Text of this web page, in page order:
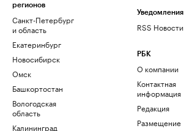
регионов
Санкт-Петербург
и область
Екатеринбург
Новосибирск
Омск
Башкортостан
Вологодская
область
Калининград
Уведомления
RSS Новости
РБК
О компании
Контактная
информация
Редакция
Размещение